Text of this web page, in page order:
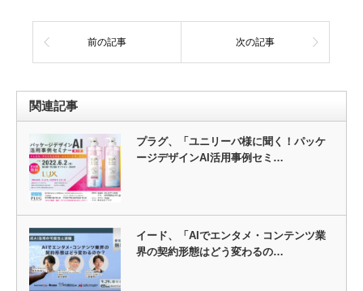
前の記事 次の記事
関連記事
プラグ、「ユニリーバ様に聞く！パッケ
ージデザインAI活用事例セミ…
イード、「AIでエンタメ・コンテンツ業
界の契約形態はどう変わるの…